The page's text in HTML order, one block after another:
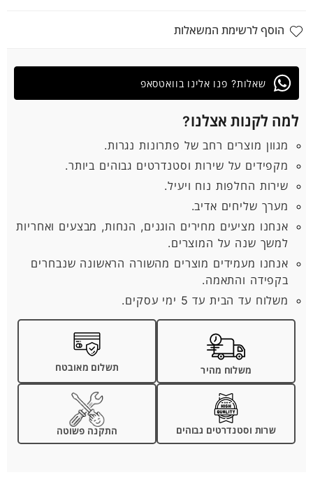
הוסף לרשימת המשאלות
למה לקנות אצלנו?
מגוון מוצרים רחב של פתרונות נגרות.
מקפידים על שירות וסטנדרטים גבוהים ביותר.
שירות החלפות נוח ויעיל.
מערך שליחים אדיב.
אנחנו מציעים מחירים הוגנים, הנחות, מבצעים ואחריות
למשך שנה על המוצרים.
אנחנו מעמידים מוצרים מהשורה הראשונה שנבחרים
בקפידה והתאמה.
משלוח עד הבית עד 5 ימי עסקים.
משלוח מהיר תשלום מאובטח
שרות וסטנדרטים גבוהים התקנה פשוטה
שאלות? פנו אלינו בוואטסאפ